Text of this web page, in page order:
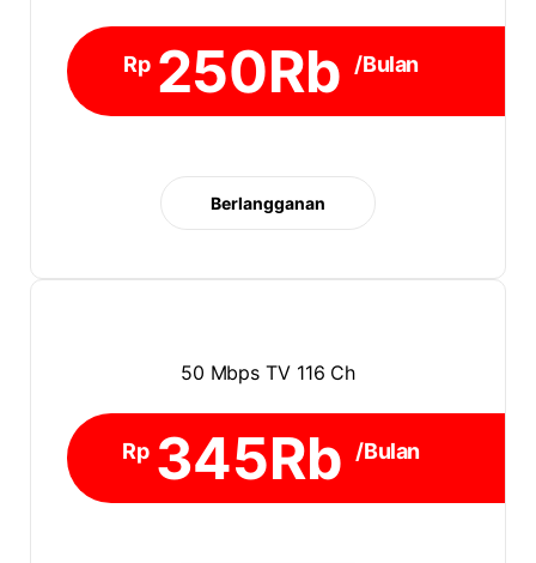
Rp 250Rb /Bulan
Berlangganan
50 Mbps TV 116 Ch
Rp 345Rb /Bulan